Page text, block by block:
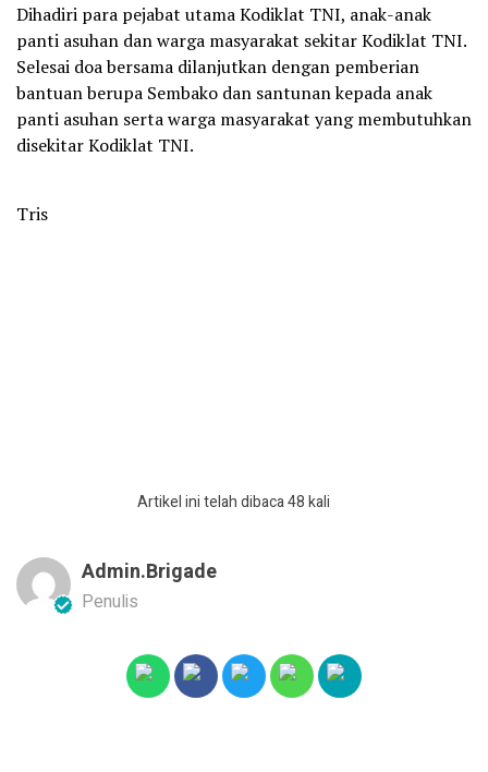
‎Dihadiri para pejabat utama Kodiklat TNI, anak-anak
panti asuhan dan warga masyarakat sekitar Kodiklat TNI.
Selesai doa bersama dilanjutkan dengan pemberian
bantuan berupa Sembako dan santunan kepada anak
panti asuhan serta warga masyarakat yang membutuhkan
disekitar Kodiklat TNI.
Tris
Artikel ini telah dibaca 48 kali
Admin.brigade
Penulis